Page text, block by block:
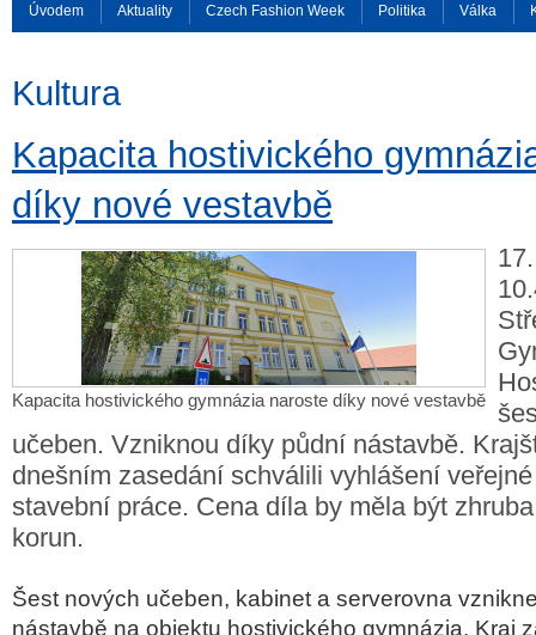
Úvodem Aktuality Czech Fashion Week Politika Válka
Kultura
Kapacita hostivického
díky nové vestavbě
Kapacita hostivického gymnázia naroste díky nové vestavbě
učeben. Vzniknou díky půdní nástavbě.
dnešním zasedání schválili vyhlášení
stavební práce. Cena díla by měla být
korun.
Šest nových učeben, kabinet a serverovna
nástavbě na objektu hostivického gymnázia. Kraj